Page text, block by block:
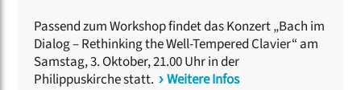
Passend zum Workshop findet das Konzert „Bach im
Dialog – Rethinking the Well-Tempered Clavier“ am
Samstag, 3. Oktober, 21.00 Uhr in der
Philippuskirche statt.
Weitere Infos